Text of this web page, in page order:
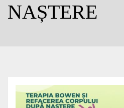
NAȘTERE